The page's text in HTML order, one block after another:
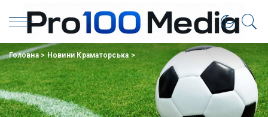
Головна> Новини Краматорська >